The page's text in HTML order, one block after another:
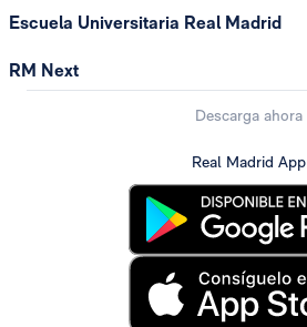
Escuela Universitaria Real Madrid
RM Next
Descarga ahora
Real Madrid App